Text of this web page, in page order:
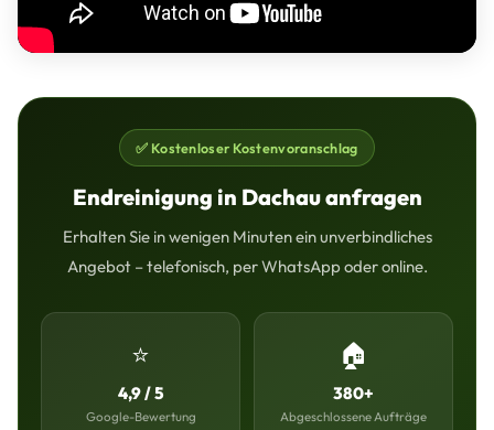
✅ Kostenloser Kostenvoranschlag
Endreinigung in Dachau anfragen
Erhalten Sie in wenigen Minuten ein unverbindliches
Angebot – telefonisch, per WhatsApp oder online.
⭐
4,9 / 5
Google-Bewertung
🏠
380+
Abgeschlossene Aufträge